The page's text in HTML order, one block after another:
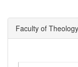
Faculty of Theology